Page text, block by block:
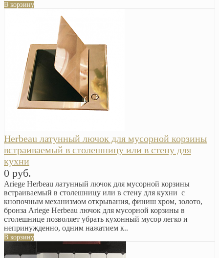
В корзину
Herbeau латунный лючок для мусорной корзины
встраиваемый в столешницу или в стену для
кухни
0 руб.
Ariege Herbeau латунный лючок для мусорной корзины
встраиваемый в столешницу или в стену для кухни с
кнопочным механизмом открывания, финиш хром, золото,
бронза Ariege Herbeau лючок для мусорной корзины в
столешнице позволяет убрать кухонный мусор легко и
непринужденно, одним нажатием к..
В корзину